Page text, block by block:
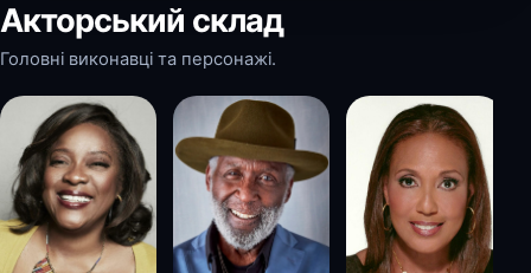
Акторський склад
Головні виконавці та персонажі.